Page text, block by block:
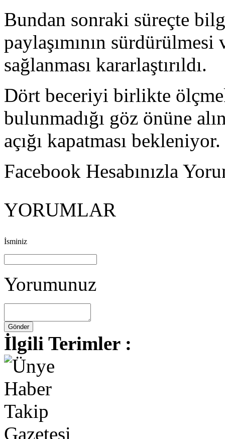
Bundan sonraki süreçte
paylaşımının
sağlanması kararlaştırıldı.
Dört beceriyi birlikte
bulunmadığı göz önüne
açığı kapatması bekleniyor.
Facebook Hesabınızla
YORUMLAR
İsminiz
Yorumunuz
İlgili Terimler :